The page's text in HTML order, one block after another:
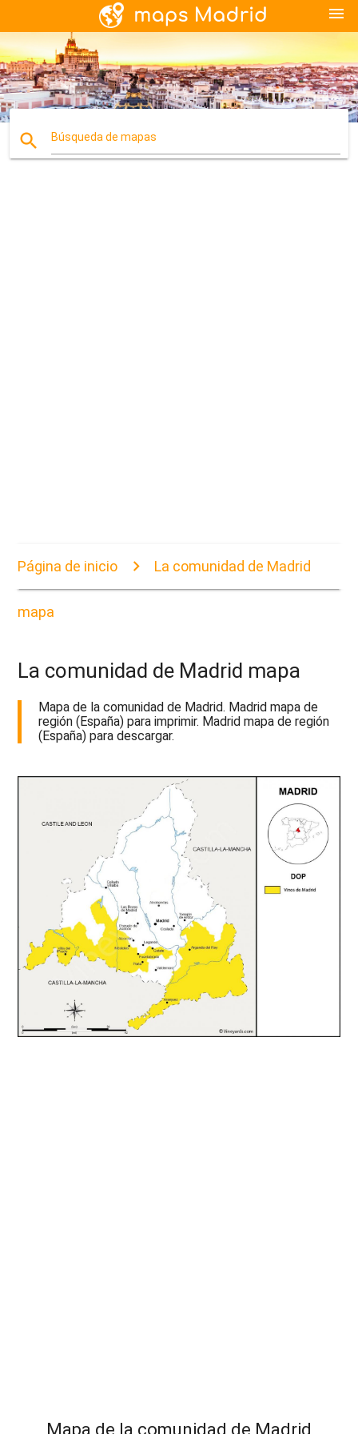
menu
search Búsqueda de mapas
Página de inicio La comunidad de Madrid
mapa
La comunidad de Madrid mapa
Mapa de la comunidad de Madrid. Madrid mapa de
región (España) para imprimir. Madrid mapa de región
(España) para descargar.
Mapa de la comunidad de Madrid